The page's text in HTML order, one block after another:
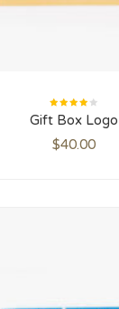
Rated
4.00
5
Gift Box Logo
$40.00